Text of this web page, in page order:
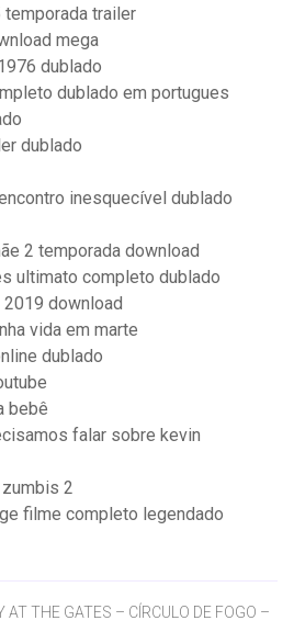
temporada trailer
mega
dublado
dublado em portugues
dublado
inesquecível dublado
2 temporada download
ultimato completo dublado
download
vida em marte
dublado
bebê
falar sobre kevin
2
filme completo legendado
AT THE GATES – CÍRCULO DE FOGO –